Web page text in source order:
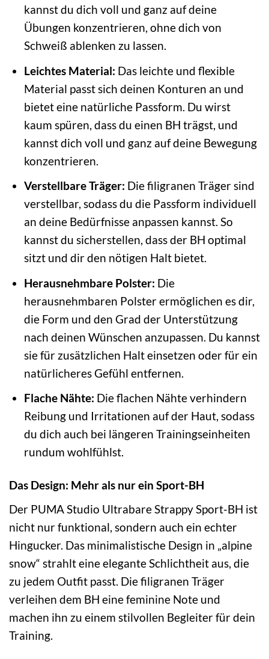
kannst du dich voll und ganz auf deine
Übungen konzentrieren, ohne dich von
Schweiß ablenken zu lassen.
Leichtes Material: Das leichte und flexible
Material passt sich deinen Konturen an und
bietet eine natürliche Passform. Du wirst
kaum spüren, dass du einen BH trägst, und
kannst dich voll und ganz auf deine Bewegung
konzentrieren.
Verstellbare Träger: Die filigranen Träger sind
verstellbar, sodass du die Passform individuell
an deine Bedürfnisse anpassen kannst. So
kannst du sicherstellen, dass der BH optimal
sitzt und dir den nötigen Halt bietet.
Herausnehmbare Polster: Die
herausnehmbaren Polster ermöglichen es dir,
die Form und den Grad der Unterstützung
nach deinen Wünschen anzupassen. Du kannst
sie für zusätzlichen Halt einsetzen oder für ein
natürlicheres Gefühl entfernen.
Flache Nähte: Die flachen Nähte verhindern
Reibung und Irritationen auf der Haut, sodass
du dich auch bei längeren Trainingseinheiten
rundum wohlfühlst.
Das Design: Mehr als nur ein Sport-BH
Der PUMA Studio Ultrabare Strappy Sport-BH ist
nicht nur funktional, sondern auch ein echter
Hingucker. Das minimalistische Design in „alpine
snow“ strahlt eine elegante Schlichtheit aus, die
zu jedem Outfit passt. Die filigranen Träger
verleihen dem BH eine feminine Note und
machen ihn zu einem stilvollen Begleiter für dein
Training.